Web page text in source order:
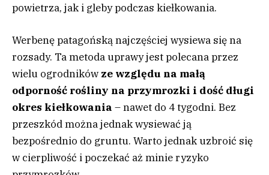
powietrza, jak i gleby podczas kiełkowania.
Werbenę patagońską najczęściej wysiewa się na
rozsady. Ta metoda uprawy jest polecana przez
wielu ogrodników ze względu na małą
odporność rośliny na przymrozki i dość długi
okres kiełkowania – nawet do 4 tygodni. Bez
przeszkód można jednak wysiewać ją
bezpośrednio do gruntu. Warto jednak uzbroić się
w cierpliwość i poczekać aż minie ryzyko